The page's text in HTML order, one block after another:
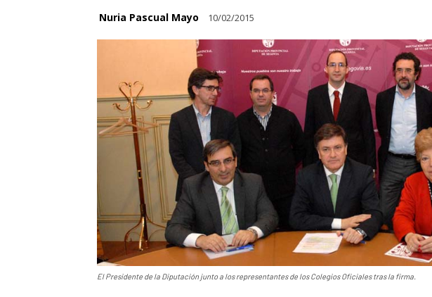
Nuria Pascual Mayo 10/02/2015
El Presidente de la Diputación junto a los representantes de los Colegios Oficiales tras la firma.